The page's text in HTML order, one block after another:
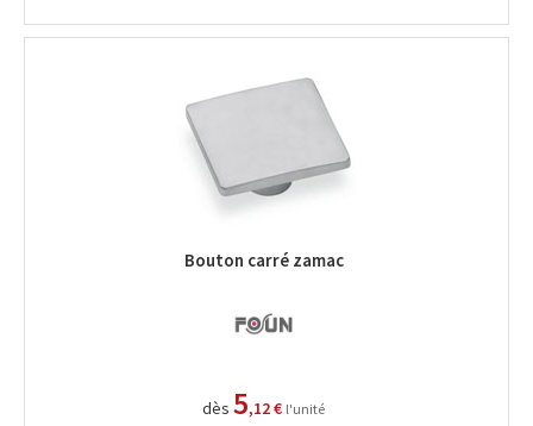
Bouton carré zamac
dès 5,12 € l'unité